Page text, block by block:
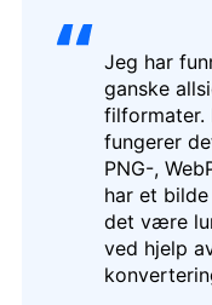
Jeg har
ganske
filformater.
fungerer
PNG-,
har et
det være
ved hjelp